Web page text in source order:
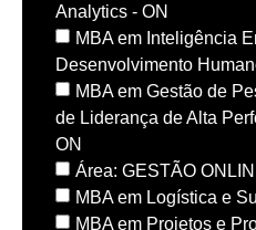
Analytics - ON
MBA em Inteligência
Desenvolvimento
MBA em Gestão de
de Liderança de Alta
ON
Área: GESTÃO
MBA em Logística e
MBA em Projetos e